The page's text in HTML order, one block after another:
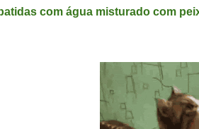
com água misturado com